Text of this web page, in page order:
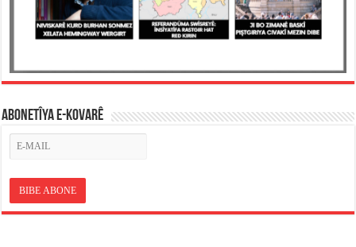
ABONETÎYA E-KOVARÊ